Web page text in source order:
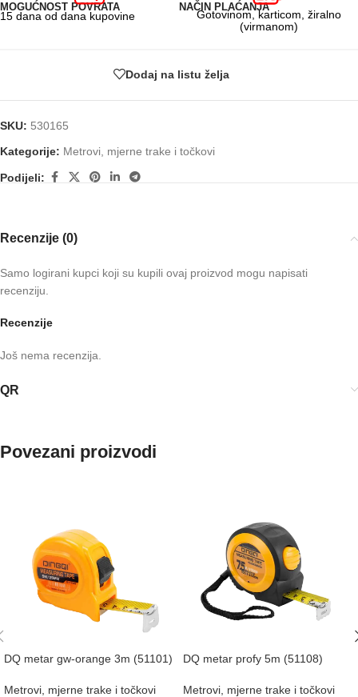
MOGUĆNOST POVRATA
15 dana od dana kupovine
NAČIN PLAĆANJA
Gotovinom, karticom, žiralno
(virmanom)
Dodaj na listu želja
SKU: 530165
Kategorije: Metrovi, mjerne trake i točkovi
Podijeli:
Recenzije (0)
Recenzije
Još nema recenzija.
Samo logirani kupci koji su kupili ovaj proizvod mogu napisati
recenziju.
QR
Povezani proizvodi
DQ metar gw-orange 3m (51101)
Metrovi, mjerne trake i točkovi
DQ metar profy 5m (51108)
Metrovi, mjerne trake i točkovi